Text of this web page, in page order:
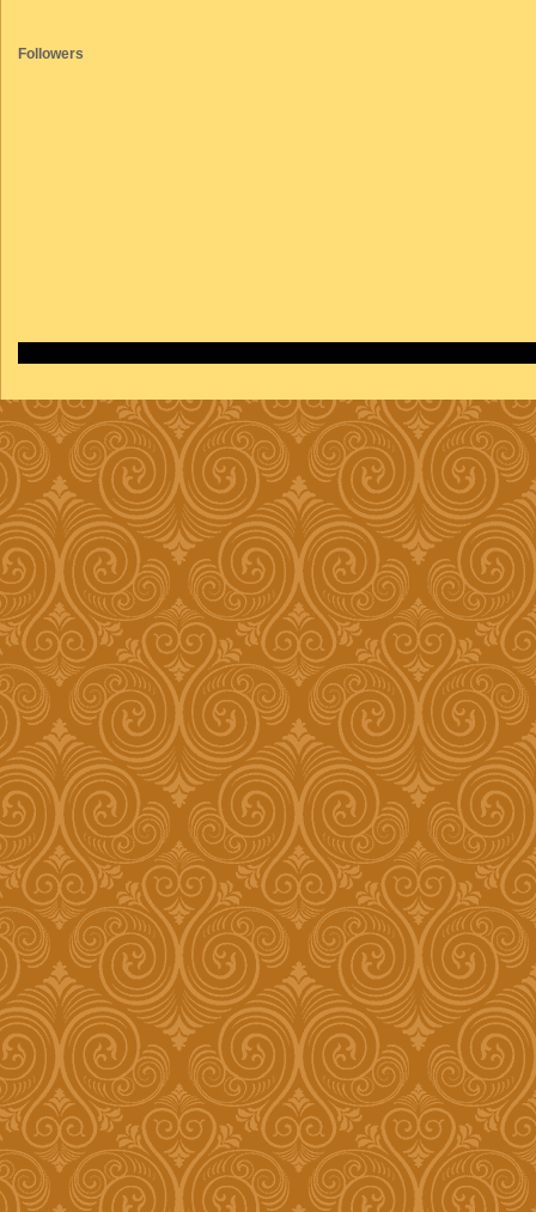
Followers